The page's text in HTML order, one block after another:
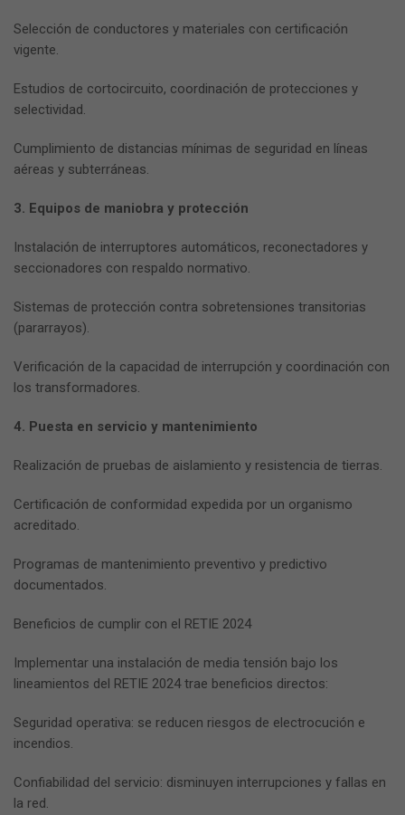
Selección de conductores y materiales con certificación
vigente.
Estudios de cortocircuito, coordinación de protecciones y
selectividad.
Cumplimiento de distancias mínimas de seguridad en líneas
aéreas y subterráneas.
3. Equipos de maniobra y protección
Instalación de interruptores automáticos, reconectadores y
seccionadores con respaldo normativo.
Sistemas de protección contra sobretensiones transitorias
(pararrayos).
Verificación de la capacidad de interrupción y coordinación con
los transformadores.
4. Puesta en servicio y mantenimiento
Realización de pruebas de aislamiento y resistencia de tierras.
Certificación de conformidad expedida por un organismo
acreditado.
Programas de mantenimiento preventivo y predictivo
documentados.
Beneficios de cumplir con el RETIE 2024
Implementar una instalación de media tensión bajo los
lineamientos del RETIE 2024 trae beneficios directos:
Seguridad operativa: se reducen riesgos de electrocución e
incendios.
Confiabilidad del servicio: disminuyen interrupciones y fallas en
la red.